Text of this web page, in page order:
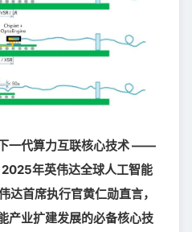
一代算力互联核心技术 ——
年英伟达全球人工智能
达首席执行官黄仁勋直言，
产业扩建发展的必备核心技